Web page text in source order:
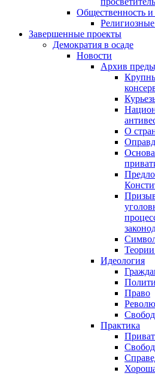
Общественность
Завершенные проекты
Демократия в осаде
Новости
Архив
О
Теории
Идеология
Право
Практика